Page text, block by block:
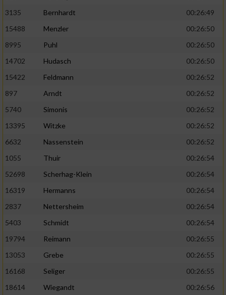
3135
Bernhardt
00:26:49
15488
Menzler
00:26:50
8995
Puhl
00:26:50
14702
Hudasch
00:26:50
15422
Feldmann
00:26:52
897
Arndt
00:26:52
5740
Simonis
00:26:52
13395
Witzke
00:26:52
6632
Nassenstein
00:26:52
1055
Thuir
00:26:54
52698
Scherhag-Klein
00:26:54
16319
Hermanns
00:26:54
2837
Nettersheim
00:26:54
5403
Schmidt
00:26:54
19794
Reimann
00:26:55
13053
Grebe
00:26:55
16168
Seliger
00:26:55
18614
Wiegandt
00:26:56